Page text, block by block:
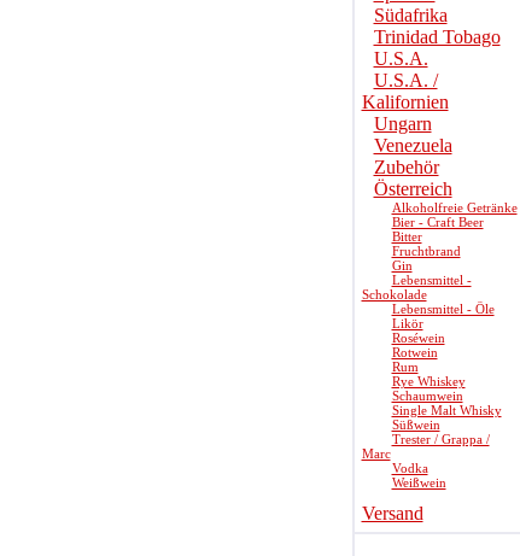
Südafrika
Trinidad Tobago
U.S.A.
U.S.A. /
Kalifornien
Ungarn
Venezuela
Zubehör
Österreich
Alkoholfreie Getränke
Bier - Craft Beer
Bitter
Fruchtbrand
Gin
Lebensmittel -
Schokolade
Lebensmittel - Öle
Likör
Roséwein
Rotwein
Rum
Rye Whiskey
Schaumwein
Single Malt Whisky
Süßwein
Trester / Grappa /
Marc
Vodka
Weißwein
Versand